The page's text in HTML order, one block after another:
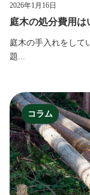
2026年1月16日
庭木の処分費用
庭木の手入れをして
題...
コラム